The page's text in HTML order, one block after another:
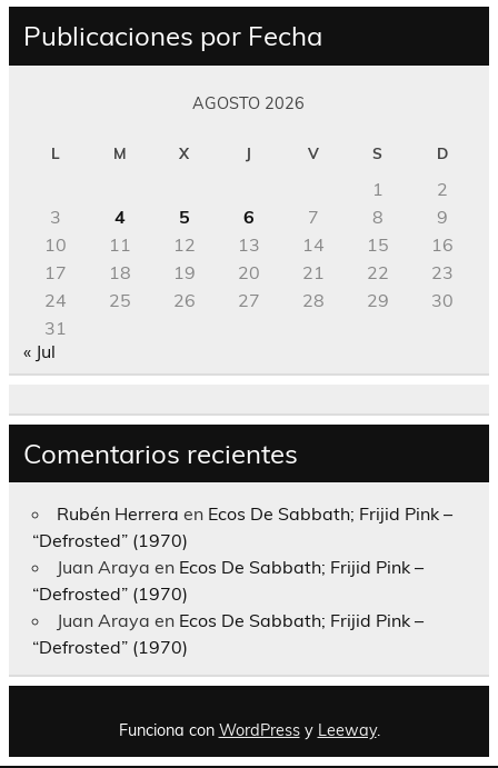
Publicaciones por Fecha
AGOSTO 2026
L M X J V S D
1
2
3
4 5 6 7 8
9
10
11 12 13 14 15
16
17
18 19 20 21 22
23
24
25 26 27 28 29
30
31
« Jul
Comentarios recientes
Rubén Herrera en Ecos De Sabbath; Frijid Pink –
“Defrosted” (1970)
Juan Araya en Ecos De Sabbath; Frijid Pink –
“Defrosted” (1970)
Juan Araya en Ecos De Sabbath; Frijid Pink –
“Defrosted” (1970)
Funciona con WordPressy Leeway.